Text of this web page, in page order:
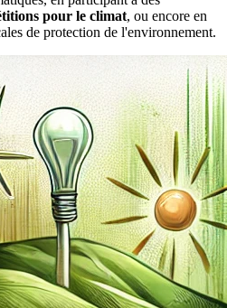
pour le climat, ou encore en
de protection de l'environnement.